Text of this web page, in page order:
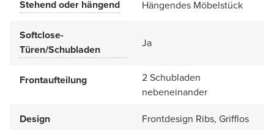
Stehend oder hängend Hängendes Möbelstück
Softclose-
Türen/Schubladen
Ja
Frontaufteilung
2 Schubladen
nebeneinander
Design
Frontdesign Ribs, Grifflos